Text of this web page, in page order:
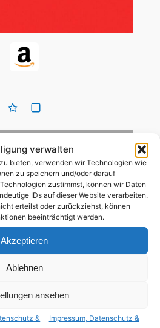
verwalten
bieten, verwenden wir Technologien wie
zu speichern und/oder darauf
zustimmst, können wir Daten
IDs auf dieser Website verarbeiten.
erteilst oder zurückziehst, können
beeinträchtigt werden.
Akzeptieren
Ablehnen
ansehen
&
Impressum, Datenschutz &
1970
,wahre
98 Min
englisch